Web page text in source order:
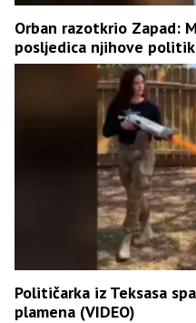
Orban razotkrio Zapad:
posljedica njihove
Političarka iz Teksasa
plamena (VIDEO)